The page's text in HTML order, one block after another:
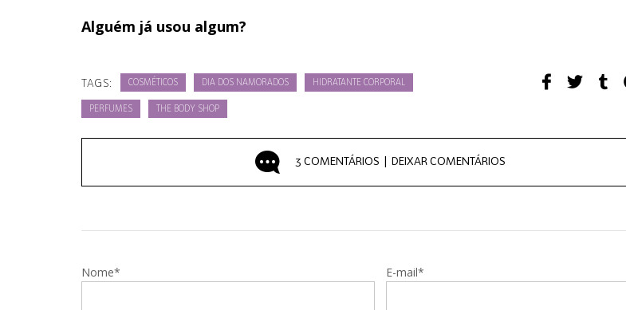
Alguém já usou algum?
TAGS: COSMÉTICOS DIA DOS NAMORADOS HIDRATANTE CORPORAL
PERFUMES THE BODY SHOP
3 COMENTÁRIOS | DEIXAR COMENTÁRIOS
Nome* E-mail*